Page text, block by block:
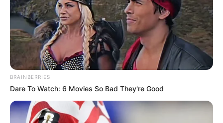
BRAINBERRIES
Dare To Watch: 6 Movies So Bad They're Good